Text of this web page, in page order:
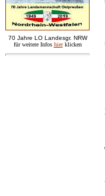
70 Jahre LO Landesgr. NRW
für weitere Infos hier klicken